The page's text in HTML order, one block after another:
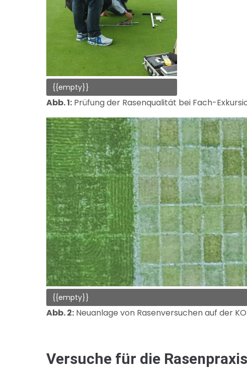
{{empty}}
Abb. 1: Prüfung der Rasenqualität bei Fach-
{{empty}}
Abb. 2: Neuanlage von Rasenversuchen auf der
Versuche für die Rasenpraxis